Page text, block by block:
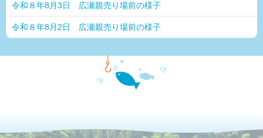
令和８年8月3日 広瀬親売り場前の様子
令和８年8月2日 広瀬親売り場前の様子